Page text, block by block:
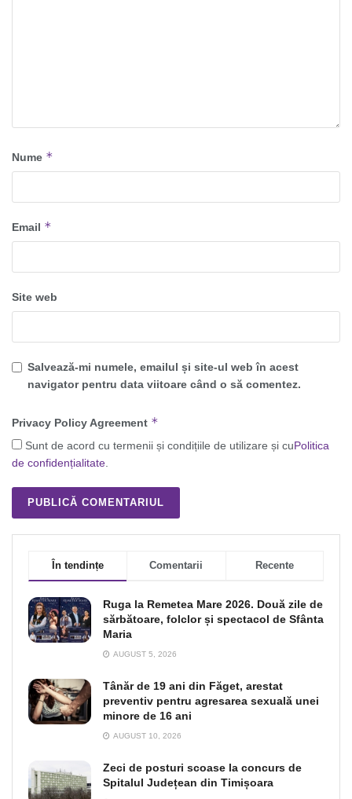
Nume *
Email *
Site web
Salvează-mi numele, emailul și site-ul web în acest
navigator pentru data viitoare când o să comentez.
Privacy Policy Agreement *
Sunt de acord cu termenii și condițiile de utilizare și cuPolitica
de confidențialitate.
În tendințe Comentarii Recente
Ruga la Remetea Mare 2026. Două zile de
sărbătoare, folclor și spectacol de Sfânta
Maria
AUGUST 5, 2026
Tânăr de 19 ani din Făget, arestat
preventiv pentru agresarea sexuală unei
minore de 16 ani
AUGUST 10, 2026
Zeci de posturi scoase la concurs de
Spitalul Județean din Timișoara